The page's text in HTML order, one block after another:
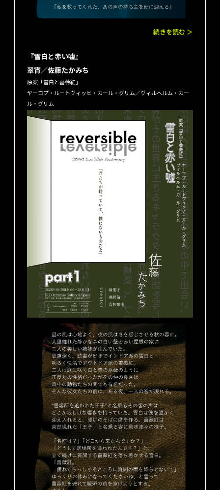
続きを読む ＞
『雪白と赤い嘘』
翠宵／佐藤たかみち
原案「雪白と薔薇紅」
ヤーコプ・ルートヴィッヒ・カール・グリム／ヴィルヘルム・カー
ル・グリム